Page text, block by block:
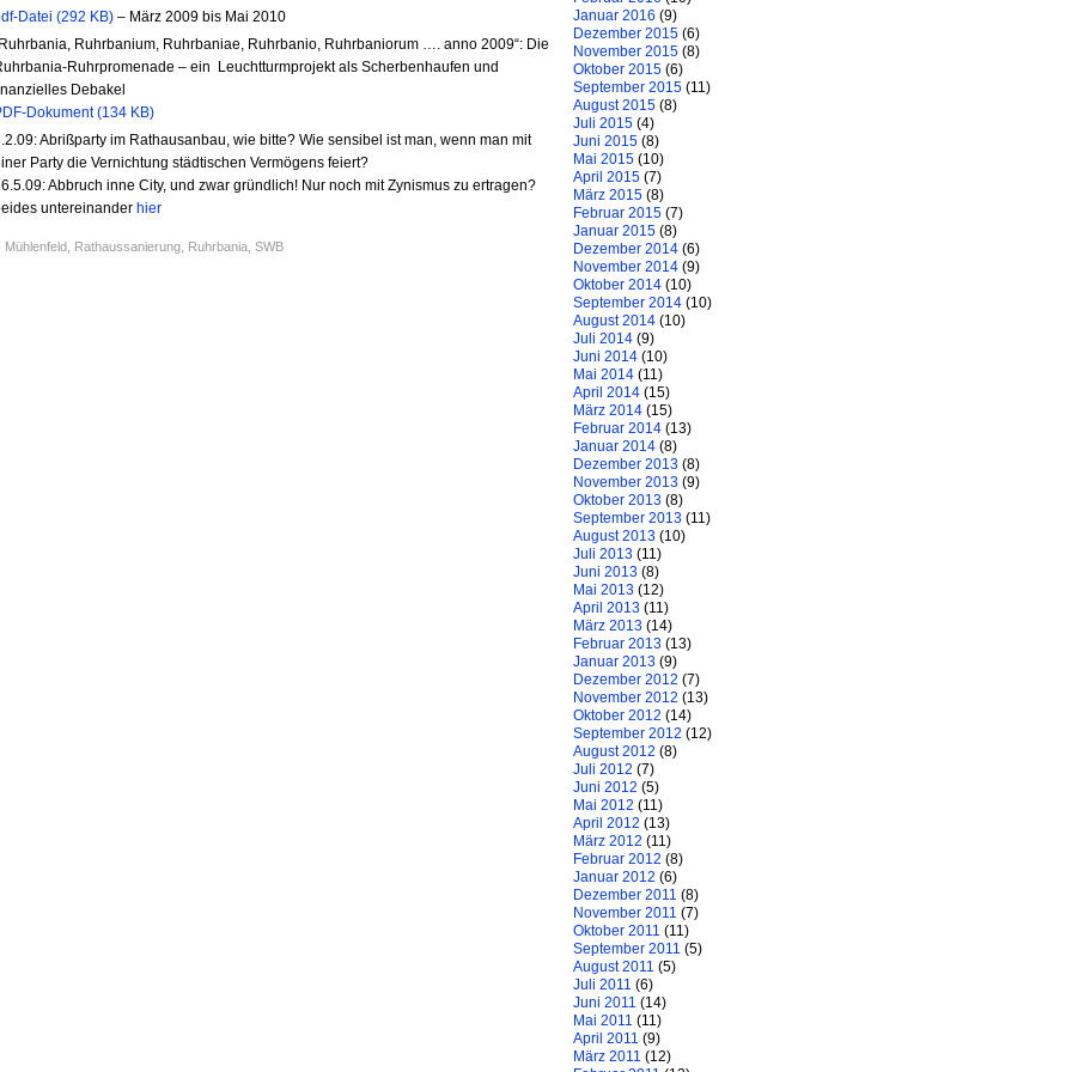
Datei (292 KB) – März 2009 bis Mai 2010
Ruhrbanium, Ruhrbaniae, Ruhrbanio, Ruhrbaniorum …. anno 2009“: Die
Ruhrpromenade – ein Leuchtturmprojekt als Scherbenhaufen und
Debakel
Dokument (134 KB)
Abrißparty im Rathausanbau, wie bitte? Wie sensibel ist man, wenn man mit
Party die Vernichtung städtischen Vermögens feiert?
Abbruch inne City, und zwar gründlich! Nur noch mit Zynismus zu ertragen?
untereinander hier
Mühlenfeld Rathaussanierung Ruhrbania SWB
Januar 2016 (9)
Dezember 2015 (6)
November 2015 (8)
Oktober 2015 (6)
September 2015 (11)
August 2015 (8)
Juli 2015 (4)
Juni 2015 (8)
Mai 2015 (10)
April 2015 (7)
März 2015 (8)
Februar 2015 (7)
Januar 2015 (8)
Dezember 2014 (6)
November 2014 (9)
Oktober 2014 (10)
September 2014 (10)
August 2014 (10)
Juli 2014 (9)
Juni 2014 (10)
Mai 2014 (11)
April 2014 (15)
März 2014 (15)
Februar 2014 (13)
Januar 2014 (8)
Dezember 2013 (8)
November 2013 (9)
Oktober 2013 (8)
September 2013 (11)
August 2013 (10)
Juli 2013 (11)
Juni 2013 (8)
Mai 2013 (12)
April 2013 (11)
März 2013 (14)
Februar 2013 (13)
Januar 2013 (9)
Dezember 2012 (7)
November 2012 (13)
Oktober 2012 (14)
September 2012 (12)
August 2012 (8)
Juli 2012 (7)
Juni 2012 (5)
Mai 2012 (11)
April 2012 (13)
März 2012 (11)
Februar 2012 (8)
Januar 2012 (6)
Dezember 2011 (8)
November 2011 (7)
Oktober 2011 (11)
September 2011 (5)
August 2011 (5)
Juli 2011 (6)
Juni 2011 (14)
Mai 2011 (11)
April 2011 (9)
März 2011 (12)